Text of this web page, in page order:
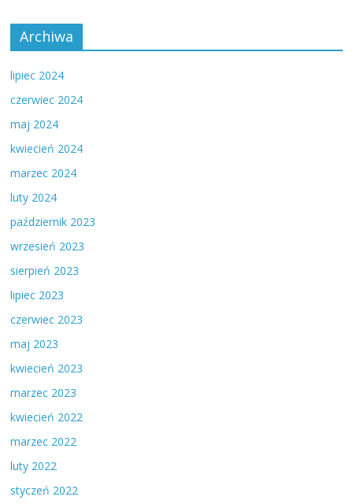
Archiwa
lipiec 2024
czerwiec 2024
maj 2024
kwiecień 2024
marzec 2024
luty 2024
październik 2023
wrzesień 2023
sierpień 2023
lipiec 2023
czerwiec 2023
maj 2023
kwiecień 2023
marzec 2023
kwiecień 2022
marzec 2022
luty 2022
styczeń 2022